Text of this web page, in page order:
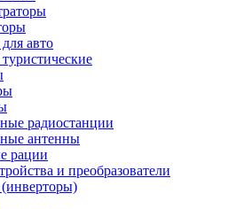
авто
радиостанции
антенны
рации
и преобразователи